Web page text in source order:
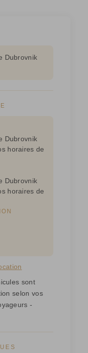
Dubrovnik
Dubrovnik
horaires de
Dubrovnik
horaires de
sont
selon vos
-